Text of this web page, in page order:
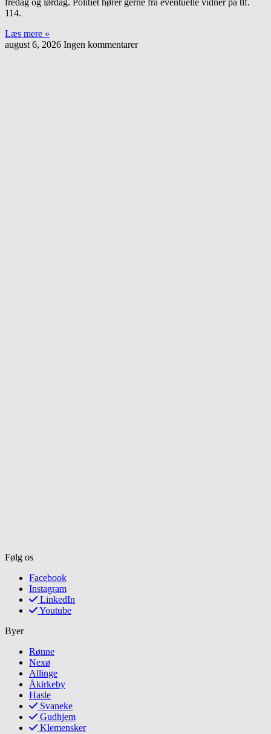
fredag og lørdag. Politiet hører gerne fra eventuelle vidner på tlf.
114.
Læs mere »
august 6, 2026 Ingen kommentarer
Følg os
Facebook
Instagram
LinkedIn
Youtube
Byer
Rønne
Nexø
Allinge
Åkirkeby
Hasle
Svaneke
Gudhjem
Klemensker